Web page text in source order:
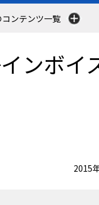
ンテンツ一覧
ンボイ
2015